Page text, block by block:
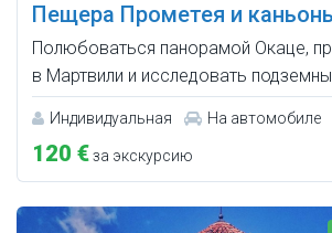
Пещера Прометея и
Полюбоваться панорамой Окаце,
в Мартвили и исследовать
Индивидуальная На автомобиле
120 €за экскурсию